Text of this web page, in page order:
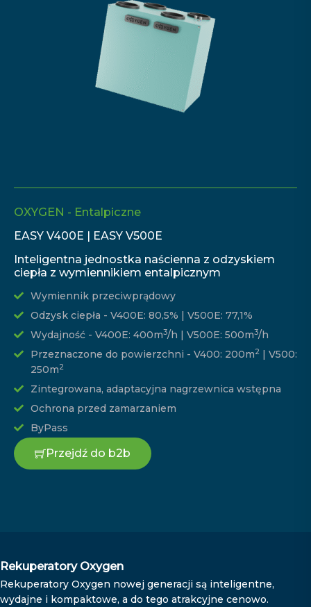
OXYGEN - Entalpiczne
EASY V400E | EASY V500E
Inteligentna jednostka naścienna z odzyskiem
ciepła z wymiennikiem entalpicznym
Wymiennik przeciwprądowy
Odzysk ciepła - V400E: 80,5% | V500E: 77,1%
Wydajność - V400E: 400m3/h | V500E: 500m3/h
Przeznaczone do powierzchni - V400: 200m2
| V500:
250m2
Zintegrowana, adaptacyjna nagrzewnica wstępna
Ochrona przed zamarzaniem
ByPass
Przejdź do b2b
Rekuperatory Oxygen
Rekuperatory Oxygen nowej generacji są inteligentne,
wydajne i kompaktowe, a do tego atrakcyjne cenowo.